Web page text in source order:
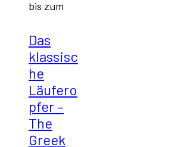
bis zum
Das
klassisc
he
Läufero
pfer –
The
Greek